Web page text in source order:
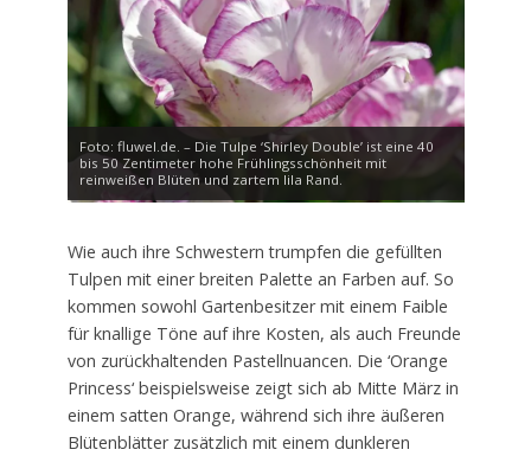
Foto: fluwel.de. – Die Tulpe ‘Shirley Double’ ist eine 40
bis 50 Zentimeter hohe Frühlingsschönheit mit
reinweißen Blüten und zartem lila Rand.
Wie auch ihre Schwestern trumpfen die gefüllten
Tulpen mit einer breiten Palette an Farben auf. So
kommen sowohl Gartenbesitzer mit einem Faible
für knallige Töne auf ihre Kosten, als auch Freunde
von zurückhaltenden Pastellnuancen. Die ‘Orange
Princess‘ beispielsweise zeigt sich ab Mitte März in
einem satten Orange, während sich ihre äußeren
Blütenblätter zusätzlich mit einem dunkleren